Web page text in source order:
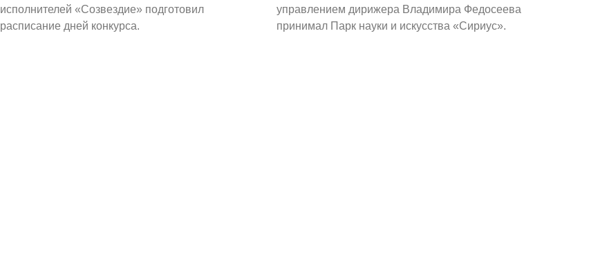
исполнителей «Созвездие» подготовил
расписание дней конкурса.
управлением дирижера Владимира Федосеева
принимал Парк науки и искусства «Сириус».